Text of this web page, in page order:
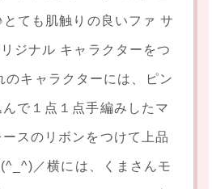
ても肌触りの良いファ サ
ジナル キャラクターをつ
のキャラクターには、ピン
で１点１点手編みしたマ
スのリボンをつけて上品
／横には、くまさんモ